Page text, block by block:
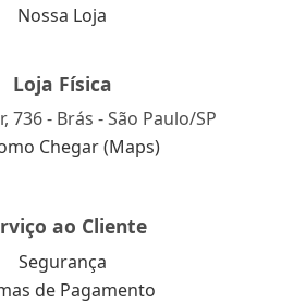
Nossa Loja
Loja Física
736 - Brás - São Paulo/SP
Chegar (Maps)
ao Cliente
Segurança
de Pagamento